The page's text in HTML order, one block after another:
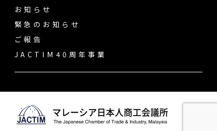
お知らせ
緊急のお知らせ
ご報告
JACTIM40周年事業